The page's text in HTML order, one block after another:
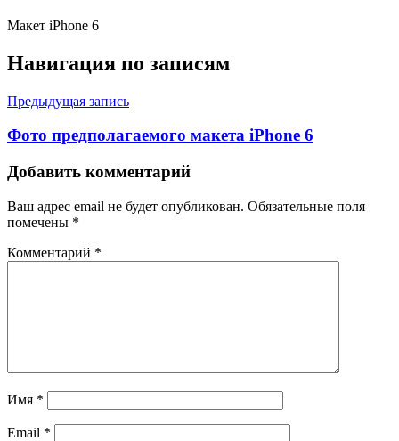
Макет iPhone 6
Навигация по записям
Предыдущая запись
Фото предполагаемого макета iPhone 6
Добавить комментарий
Ваш адрес email не будет опубликован. Обязательные поля
помечены *
Комментарий *
Имя *
Email *